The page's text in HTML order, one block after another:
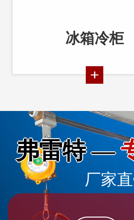
冰箱冷柜
弗雷特 —
厂家